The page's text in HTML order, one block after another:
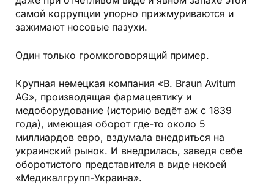
самой коррупции упорно прижмуриваются и
зажимают носовые пазухи.
Один только громкоговорящий пример.
Крупная немецкая компания «В. Braun Avitum
AG», производящая фармацевтику и
медоборудование (историю ведёт аж с 1839
года), имеющая оборот где-то около 5
миллиардов евро, вздумала внедриться на
украинский рынок. И внедрилась, заведя себе
оборотистого представителя в виде некоей
«Медикалгрупп-Украина».